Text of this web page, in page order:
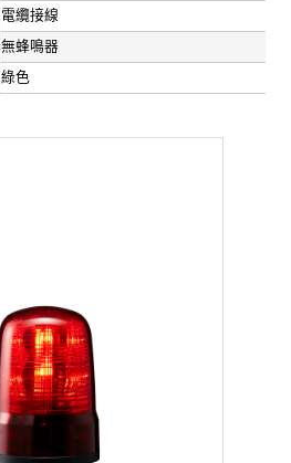
電纜接線
無蜂鳴器
綠色